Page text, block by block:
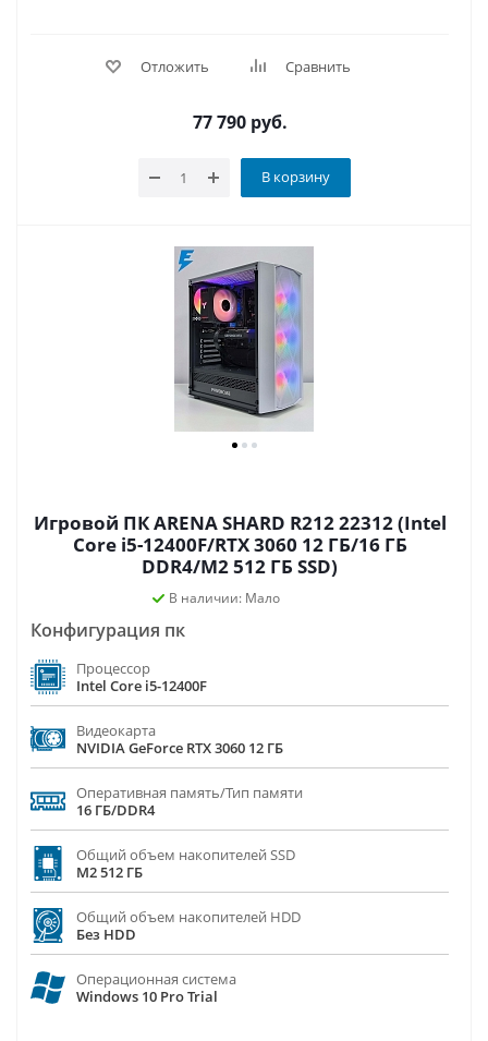
Отложить Сравнить
77 790 руб.
В корзину
Игровой ПК ARENA SHARD R212 22312 (Intel
Core i5-12400F/RTX 3060 12 ГБ/16 ГБ
DDR4/M2 512 ГБ SSD)
В наличии: Мало
Конфигурация пк
Процессор
Intel Core i5-12400F
Видеокарта
NVIDIA GeForce RTX 3060 12 ГБ
Оперативная память/Тип памяти
16 ГБ/DDR4
Общий объем накопителей SSD
M2 512 ГБ
Общий объем накопителей HDD
Без HDD
Операционная система
Windows 10 Pro Trial